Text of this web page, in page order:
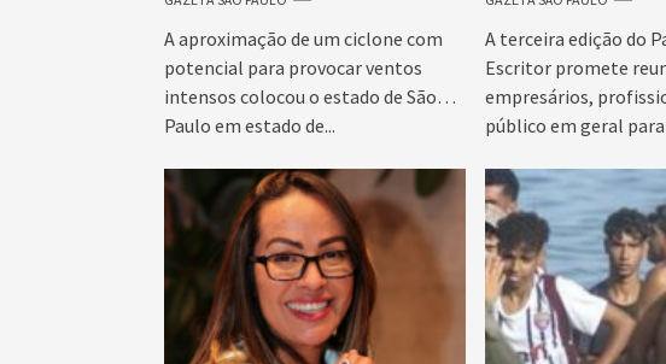
impactos no fornecimento
de energia
A aproximação de um ciclone com
potencial para provocar ventos
intensos colocou o estado de São
Paulo em estado de...
reúne
discutir saúde
prosperidade.
A terceira edição do
Escritor promete
empresários,
público em geral